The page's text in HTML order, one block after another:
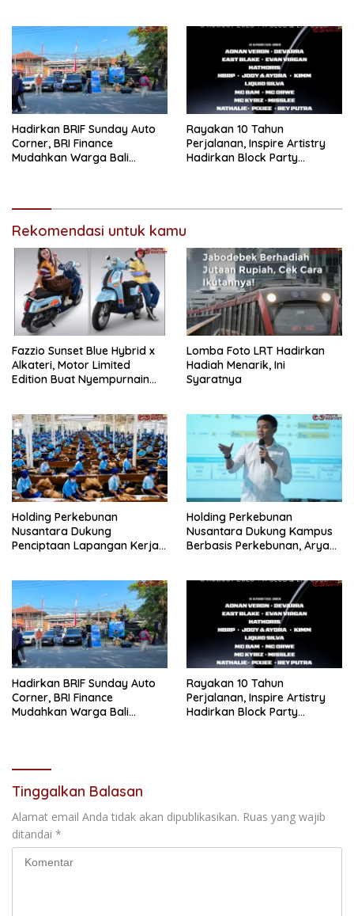
Pertama Magister ITSI
Hadirkan BRIF Sunday Auto
Corner, BRI Finance
Mudahkan Warga Bali
Rayakan 10 Tahun
Perjalanan, Inspire Artistry
Hadirkan Block Party
Rekomendasi untuk kamu
Fazzio Sunset Blue Hybrid x
Alkateri, Motor Limited
Edition Buat Nyempurnain
Lomba Foto LRT Hadirkan
Hadiah Menarik, Ini
Syaratnya
Holding Perkebunan
Nusantara Dukung
Penciptaan Lapangan Kerja,
Holding Perkebunan
Nusantara Dukung Kampus
Berbasis Perkebunan, Arya
Pertama Magister ITSI
Hadirkan BRIF Sunday Auto
Corner, BRI Finance
Mudahkan Warga Bali
Rayakan 10 Tahun
Perjalanan, Inspire Artistry
Hadirkan Block Party
Tinggalkan Balasan
Alamat email Anda tidak akan dipublikasikan. Ruas yang wajib
ditandai *